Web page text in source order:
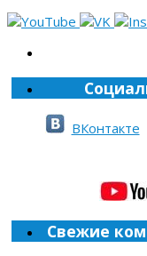
ВКонтакте
Свежие